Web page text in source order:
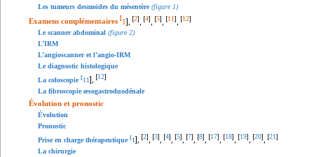
Les tumeurs desmoïdes du mésentère(figure 1)
Examens complémentaires 1], [2] [4] [5] [11 ] [12]
Le scanner abdominal (figure 2)
L’IRM
L’angioscanner et l’angio-IRM
Le diagnostic histologique
La coloscopie [11], [12]
La fibroscopie œsogastroduodénale
Évolution et pronostic
Évolution
Pronostic
Prise en charge thérapeutique [1], [2] , [3] , [4] , [5] , [7] , [8] , [17] , [18] , [19] , [20] , [21 ]
La chirurgie